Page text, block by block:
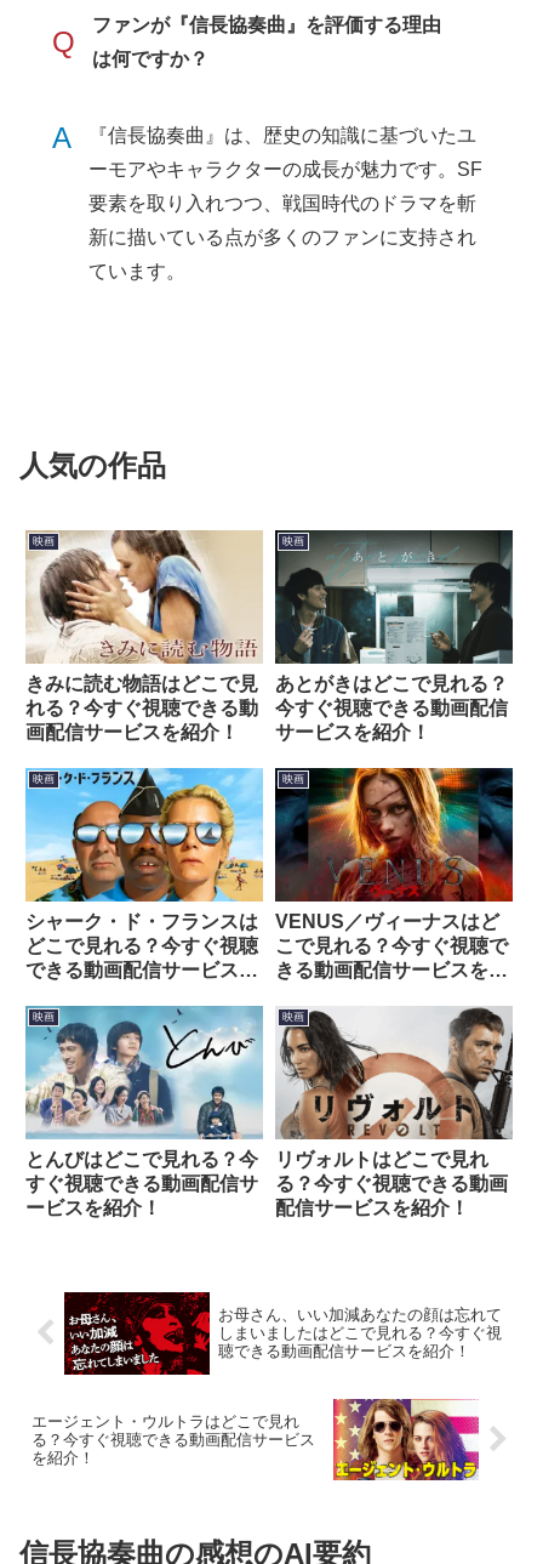
Q
ファンが『信長協奏曲』を評価する理由
は何ですか？
A
『信長協奏曲』は、歴史の知識に基づいたユ
ーモアやキャラクターの成長が魅力です。SF
要素を取り入れつつ、戦国時代のドラマを斬
新に描いている点が多くのファンに支持され
ています。
人気の作品
映画
きみに読む物語はどこで見
れる？今すぐ視聴できる動
画配信サービスを紹介！
映画
あとがきはどこで見れる？
今すぐ視聴できる動画配信
サービスを紹介！
映画
シャーク・ド・フランスは
どこで見れる？今すぐ視聴
できる動画配信サービスを
映画
VENUS／ヴィーナスはど
こで見れる？今すぐ視聴で
きる動画配信サービスを紹
映画
とんびはどこで見れる？今
すぐ視聴できる動画配信サ
ービスを紹介！
映画
リヴォルトはどこで見れ
る？今すぐ視聴できる動画
配信サービスを紹介！
お母さん、いい加減あなたの顔は忘れて
しまいましたはどこで見れる？今すぐ視
聴できる動画配信サービスを紹介！
エージェント・ウルトラはどこで見れ
る？今すぐ視聴できる動画配信サービス
を紹介！
信長協奏曲の感想のAI要約